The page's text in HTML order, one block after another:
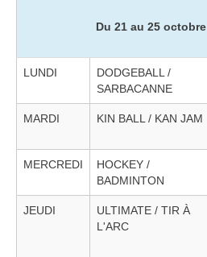
Du 21 au 25 octobre
LUNDI
DODGEBALL /
SARBACANNE
MARDI KIN BALL / KAN JAM
MERCREDI
HOCKEY /
BADMINTON
JEUDI
ULTIMATE / TIR À
L'ARC